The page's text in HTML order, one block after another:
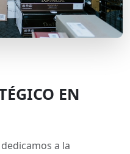
EN
a la